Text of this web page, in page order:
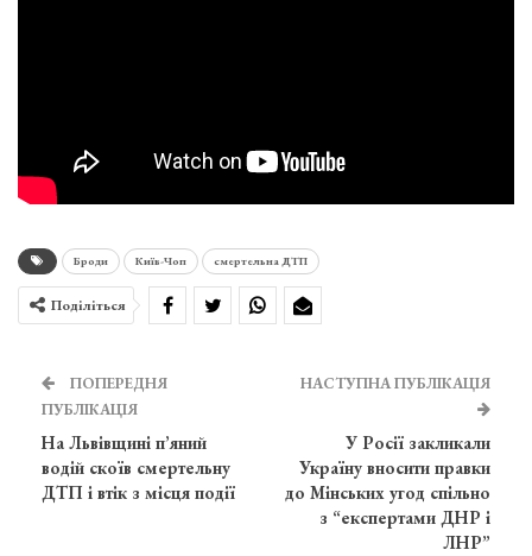
Броди Київ-Чоп смертельна ДТП
Поділіться
ПОПЕРЕДНЯ
ПУБЛІКАЦІЯ
На Львівщині п’яний
водій скоїв смертельну
ДТП і втік з місця події
НАСТУПНА ПУБЛІКАЦІЯ
У Росії закликали
Україну вносити правки
до Мінських угод спільно
з “експертами ДНР і
ЛНР”